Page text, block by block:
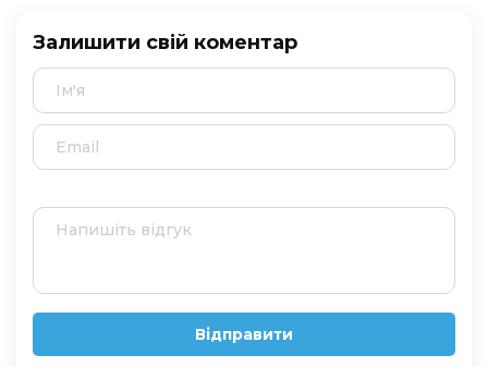
Залишити свій коментар
Відправити